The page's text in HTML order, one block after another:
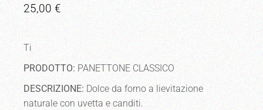
25,00€
Ti
PRODOTTO:PANETTONE CLASSICO
DESCRIZIONE: Dolce da forno a lievitazione
naturale con uvetta e canditi.